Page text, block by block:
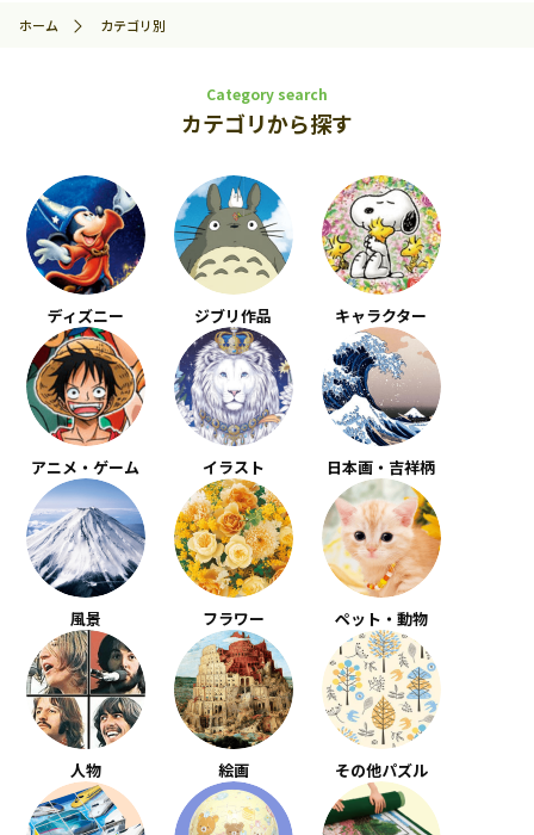
ホーム カテゴリ別
Category search
カテゴリから探す
ディズニー ジブリ作品 キャラクター
アニメ・ゲーム イラスト 日本画・吉祥柄
風景 フラワー ペット・動物
人物 絵画 その他パズル